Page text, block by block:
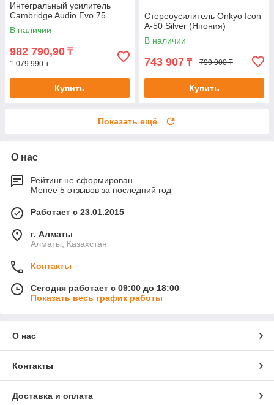
Интегральный усилитель
Cambridge Audio Evo 75
В наличии
982 790,90 ₸
1 079 990 ₸
Купить
Стереоусилитель Onkyo Icon
A-50 Silver (Япония)
В наличии
743 907 ₸ 799 900 ₸
Купить
Показать ещё
О нас
Рейтинг не сформирован
Менее 5 отзывов за последний год
Работает с 23.01.2015
г. Алматы
Алматы, Казахстан
Контакты
Сегодня работает с 09:00 до 18:00
Показать весь график работы
О нас
Контакты
Доставка и оплата